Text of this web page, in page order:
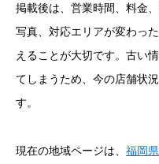
掲載後は、営業時間、料金
写真、対応エリアが変わっ
えることが大切です。古い
てしまうため、今の店舗状
す。
現在の地域ページは、 福岡